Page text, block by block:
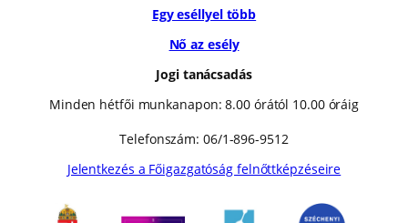
Egy eséllyel több
Nő az esély
Jogi tanácsadás
Minden hétfői munkanapon: 8.00 órától 10.00 óráig
Telefonszám: 06/1-896-9512
Jelentkezés a Főigazgatóság felnőttképzéseire